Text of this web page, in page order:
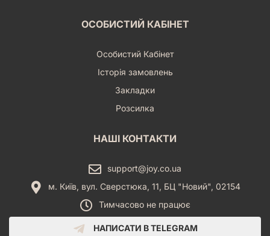
ОСОБИСТИЙ КАБІНЕТ
Особистий Кабінет
Історія замовлень
Закладки
Розсилка
НАШІ КОНТАКТИ
support@joy.co.ua
м. Київ, вул. Сверстюка, 11, БЦ "Новий", 02154
Тимчасово не працює
НАПИСАТИ В TELEGRAM